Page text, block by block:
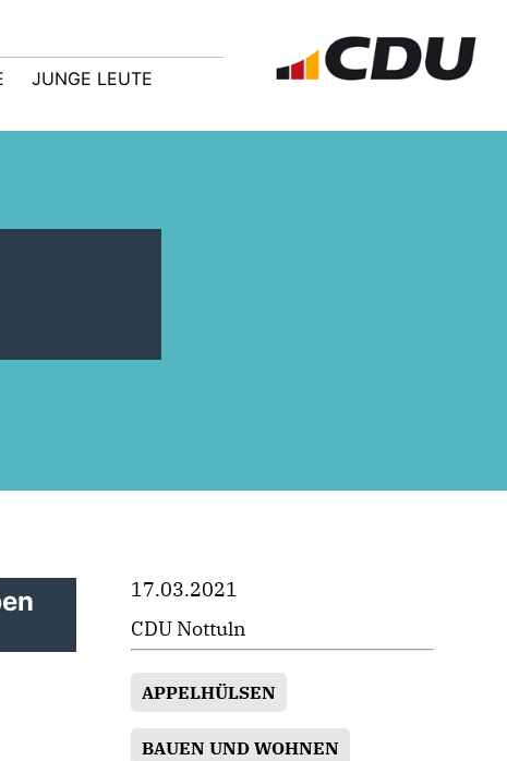
JUNGE LEUTE
17.03.2021
CDU Nottuln
APPELHÜLSEN
BAUEN UND WOHNEN